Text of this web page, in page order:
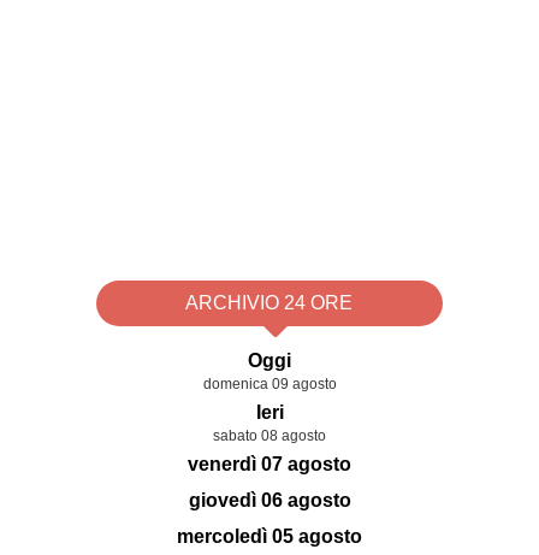
ARCHIVIO 24 ORE
Oggi
domenica 09 agosto
Ieri
sabato 08 agosto
venerdì 07 agosto
giovedì 06 agosto
mercoledì 05 agosto